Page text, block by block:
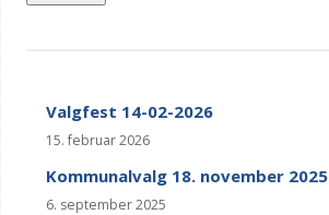
Valgfest 14-02-2026
15. februar 2026
Kommunalvalg 18. november 2025
6. september 2025